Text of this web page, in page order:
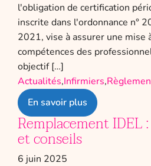
l'obligation de certification
inscrite dans l'ordonnance n°
2021, vise à assurer une mise
compétences des
objectif […]
Actualités,Infirmiers,
En savoir plus
Remplacement IDEL
et conseils
6 juin 2025